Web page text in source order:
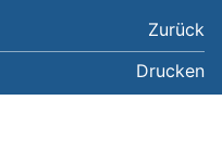
Zurück
Drucken